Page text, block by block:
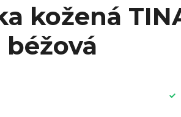
kožená
béžová